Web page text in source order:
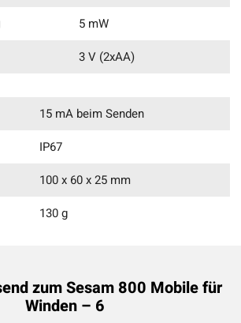
5 mW
3 V (2xAA)
15 mA beim Senden
IP67
100 x 60 x 25 mm
130 g
zumSesam 800 Mobile für
Winden – 6